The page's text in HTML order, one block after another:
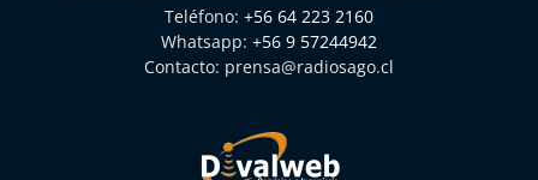
Teléfono: +56 64 223 2160
Whatsapp: +56 9 57244942
Contacto: prensa@radiosago.cl